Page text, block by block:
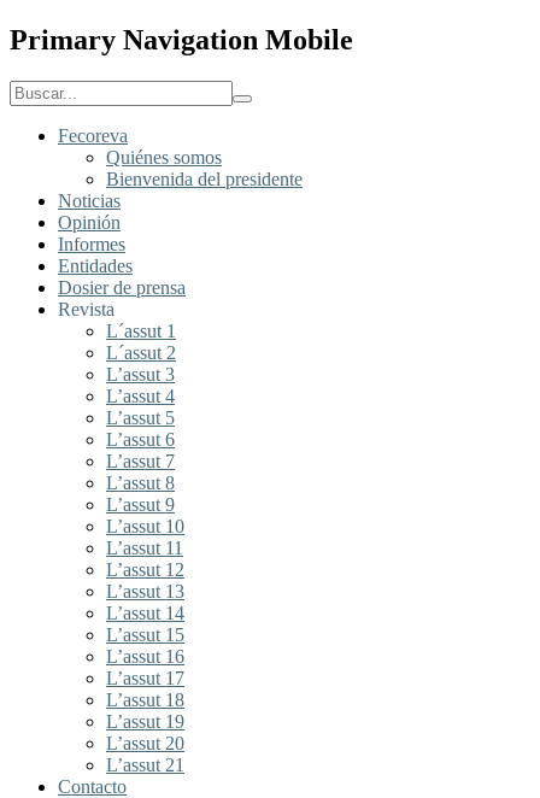
Primary Navigation Mobile
Fecoreva
Quiénes somos
Bienvenida del presidente
Noticias
Opinión
Informes
Entidades
Dosier de prensa
Revista
L´assut 1
L´assut 2
L’assut 3
L’assut 4
L’assut 5
L’assut 6
L’assut 7
L’assut 8
L’assut 9
L’assut 10
L’assut 11
L’assut 12
L’assut 13
L’assut 14
L’assut 15
L’assut 16
L’assut 17
L’assut 18
L’assut 19
L’assut 20
L’assut 21
Contacto